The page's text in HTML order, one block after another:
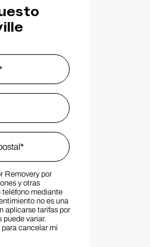
Removery por
y otras
mediante
no es una
aplicarse tarifas por
puede variar.
cancelar mi